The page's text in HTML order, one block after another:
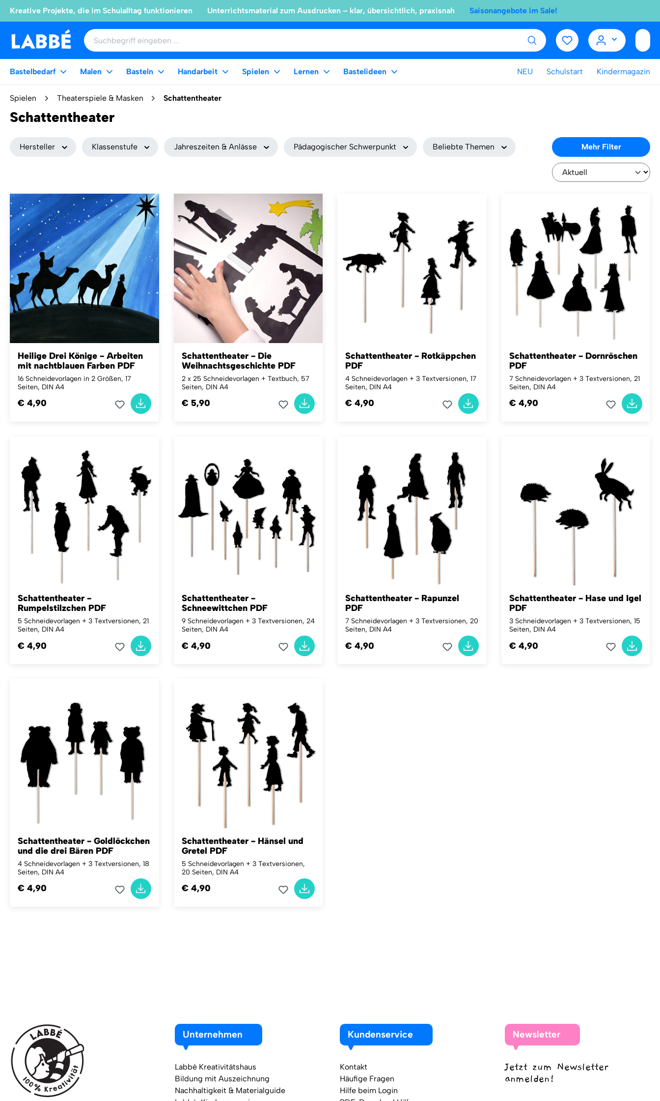
Kreative Projekte, die im Schulalltag funktionieren Unterrichtsmaterial zum Ausdrucken – klar, übersichtlich, praxisnah Saisonangebote im Sale!
Bastelbedarf Malen Basteln Handarbeit Spielen Lernen Bastelideen NEU Schulstart Kindermagazin
Spielen Theaterspiele & Masken Schattentheater
Schattentheater
Hersteller Klassenstufe Jahreszeiten & Anlässe Pädagogischer Schwerpunkt Beliebte Themen Mehr Filter
Heilige Drei Könige - Arbeiten
mit nachtblauen Farben PDF
16 Schneidevorlagen in 2 Größen, 17
Seiten, DIN A4
€ 4,90
Schattentheater - Die
Weihnachtsgeschichte PDF
2 x 25 Schneidevorlagen + Textbuch, 57
Seiten, DIN A4
€ 5,90
Schattentheater - Rotkäppchen
PDF
4 Schneidevorlagen + 3 Textversionen, 17
Seiten, DIN A4
€ 4,90
Schattentheater - Dornröschen
PDF
7 Schneidevorlagen + 3 Textversionen, 21
Seiten, DIN A4
€ 4,90
Schattentheater -
Rumpelstilzchen PDF
5 Schneidevorlagen + 3 Textversionen, 21
Seiten, DIN A4
€ 4,90
Schattentheater -
Schneewittchen PDF
9 Schneidevorlagen + 3 Textversionen, 24
Seiten, DIN A4
€ 4,90
Schattentheater - Rapunzel
PDF
7 Schneidevorlagen + 3 Textversionen, 20
Seiten, DIN A4
€ 4,90
Schattentheater - Hase und Igel
PDF
3 Schneidevorlagen + 3 Textversionen, 15
Seiten, DIN A4
€ 4,90
Schattentheater - Goldlöckchen
und die drei Bären PDF
4 Schneidevorlagen + 3 Textversionen, 18
Seiten, DIN A4
€ 4,90
Schattentheater - Hänsel und
Gretel PDF
5 Schneidevorlagen + 3 Textversionen,
20 Seiten, DIN A4
€ 4,90
Unternehmen
Labbé Kreativitätshaus
Bildung mit Auszeichnung
Nachhaltigkeit & Materialguide
Kundenservice
Kontakt
Häufige Fragen
Hilfe beim Login
Newsletter
Jetzt zum Newsletter
anmelden!